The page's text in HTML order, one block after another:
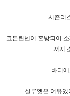
시즌리
코튼린넨이 혼방되어
져지
바디
실루엣은 여유